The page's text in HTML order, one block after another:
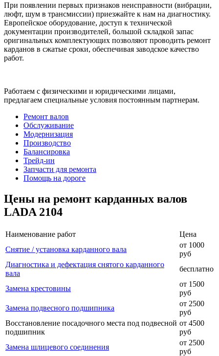
При появлении первых признаков неисправности (вибрации,
люфт, шум в трансмиссии) приезжайте к нам на диагностику.
Европейское оборудование, доступ к технической
документации производителей, большой складкой запас
оригинальных комплектующих позволяют проводить ремонт
карданов в сжатые сроки, обеспечивая заводское качество
работ.
Работаем с физическими и юридическими лицами,
предлагаем специальные условия постоянным партнерам.
Ремонт валов
Обслуживание
Модернизация
Производство
Балансировка
Трейд-ин
Запчасти для ремонта
Помощь на дороге
Цены на ремонт карданных валов
LADA 2104
Наименование работ
Цена
Снятие / установка карданного вала
от 1000
руб
Диагностика и дефектация снятого карданного
вала
бесплатно
Замена крестовины
от 1500
руб
Замена подвесного подшипника
от 2500
руб
Восстановление посадочного места под подвесной
подшипник
от 4500
руб
Замена шлицевого соединения
от 2500
руб